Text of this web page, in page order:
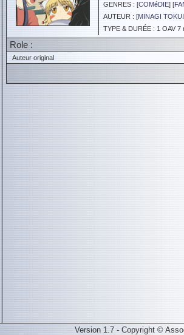
GENRES : [COMéDIE] [
AUTEUR : [MINAGI
TYPE & DURÉE : 1 OAV 7
Role :
Auteur original
Version 1.7 - Copyright ©